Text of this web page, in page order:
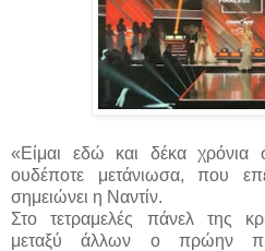
«Είμαι εδώ και δέκα χρόνια
ουδέποτε μετάνιωσα, που
σημειώνει η Ναντίν.
Στο τετραμελές πάνελ της
μεταξύ άλλων ο πρώην